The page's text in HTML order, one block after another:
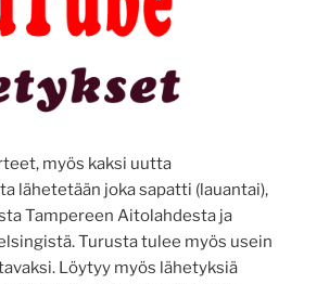
myös kaksi uutta
lähetetään joka sapatti (lauantai),
Tampereen Aitolahdesta ja
Turusta tulee myös usein
Löytyy myös lähetyksiä